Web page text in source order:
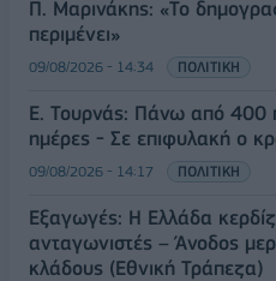
Π. Μαρινάκης: «Το
περιμένει»
09/08/2026 - 14:34 ΠΟΛΙΤΙΚΗ
Ε. Τουρνάς: Πάνω από 400
ημέρες - Σε επιφυλακή ο
09/08/2026 - 14:17 ΠΟΛΙΤΙΚΗ
Εξαγωγές: Η Ελλάδα
ανταγωνιστές – Άνοδος
κλάδους (Εθνική Τράπεζα)